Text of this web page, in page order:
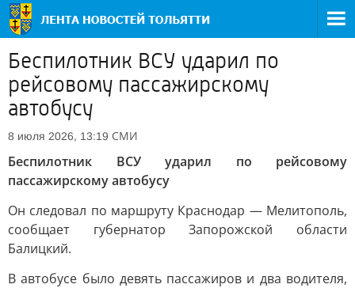
Беспилотник ВСУ ударил по
рейсовому пассажирскому
автобусу
8 июля 2026, 13:19 СМИ
Беспилотник ВСУ ударил по рейсовому
пассажирскому автобусу
Он следовал по маршруту Краснодар — Мелитополь,
сообщает губернатор Запорожской области
Балицкий.
В автобусе было девять пассажиров и два водителя,